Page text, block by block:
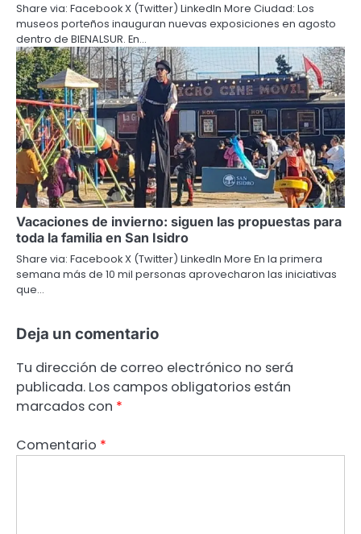
Share via: Facebook X (Twitter) LinkedIn More Ciudad: Los
museos porteños inauguran nuevas exposiciones en agosto
dentro de BIENALSUR. En…
Vacaciones de invierno: siguen las propuestas para
toda la familia en San Isidro
Share via: Facebook X (Twitter) LinkedIn More En la primera
semana más de 10 mil personas aprovecharon las iniciativas
que…
Deja un comentario
Tu dirección de correo electrónico no será
publicada. Los campos obligatorios están
marcados con *
Comentario *